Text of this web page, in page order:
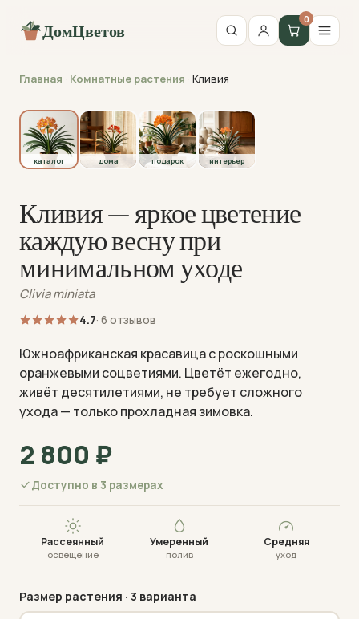
ДомЦветов
0
Главная · Комнатные растения · Кливия
Визуализация · фото пришлём перед отправкой
каталог
каталог дома подарок интерьер
Кливия — яркое цветение
каждую весну при
минимальном уходе
Clivia miniata
4.7· 6 отзывов
Южноафриканская красавица с роскошными
оранжевыми соцветиями. Цветёт ежегодно,
живёт десятилетиями, не требует сложного
ухода — только прохладная зимовка.
2 800 ₽
Доступно в 3 размерах
Рассеянный
освещение
Умеренный
полив
Средняя
уход
Размер растения · 3 варианта